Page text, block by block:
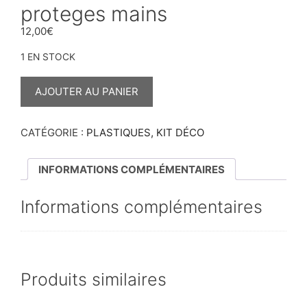
proteges mains
12,00€
1 EN STOCK
QUANTITÉ
AJOUTER AU PANIER
CATÉGORIE : PLASTIQUES, KIT DÉCO
INFORMATIONS COMPLÉMENTAIRES
Informations complémentaires
Produits similaires